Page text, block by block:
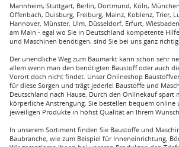
Mannheim, Stuttgart, Berlin, Dortmund, Köln,
Offenbach, Duisburg, Freiburg, Mainz, Koblenz, Trier,
Hannover, Münster, Ulm, Düsseldorf, Erfurt,
am Main - egal wo Sie in Deutschland kompetente
und Maschinen benötigen, sind Sie bei uns ganz richtig.
Der unendliche Weg zum Baumarkt kann schon sehr
allem wenn man den benötigten Baustoff oder auch
Vorort doch nicht findet. Unser Onlineshop
für diese Sorgen und trägt jederlei Baustoffe und
Deutschland nach Hause. Durch den Onlinekauf spart
körperliche Anstrengung. Sie bestellen bequem
jeweiligen Produkte in höhst Qualität an Ihrem
In unserem Sortiment finden Sie Baustoffe und
Baubranche, wie zum Beispiel für Inneneinrichtung,